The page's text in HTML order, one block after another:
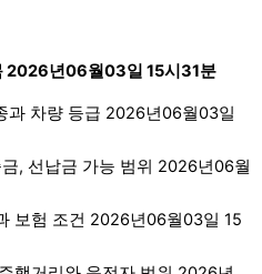
2026년06월03일 15시31분
과 차량 등급 2026년06월03일
, 선납금 가능 범위 2026년06월
보험 조건 2026년06월03일 15